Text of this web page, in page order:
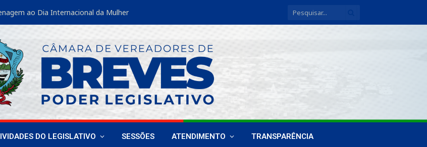
ao Dia Internacional da Mulher
DO LEGISLATIVO SESSÕES ATENDIMENTO TRANSPARÊNCIA